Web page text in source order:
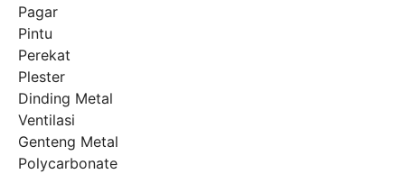
Pagar
Pintu
Perekat
Plester
Dinding Metal
Ventilasi
Genteng Metal
Polycarbonate